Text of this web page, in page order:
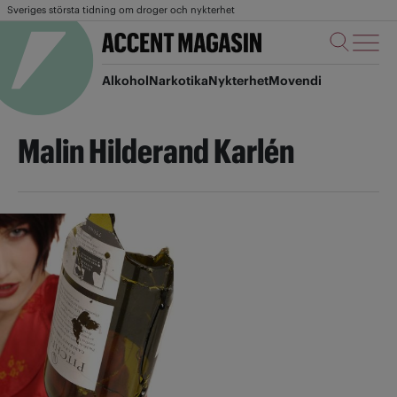
Sveriges största tidning om droger och nykterhet
AlkoholNarkotikaNykterhetMovendi
Malin Hilderand Karlén